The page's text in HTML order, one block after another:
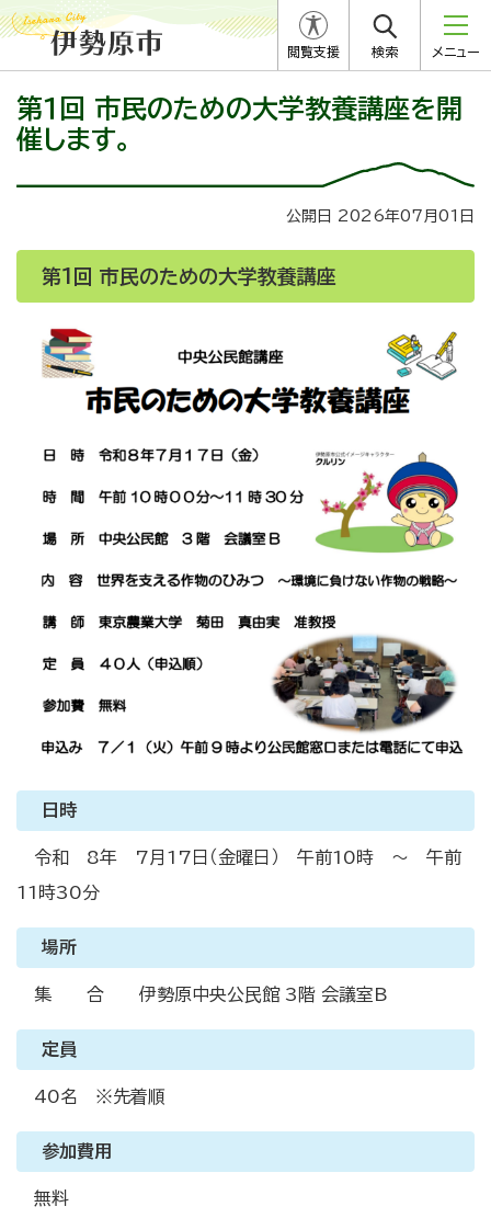
閲覧支援 検索 メニュー
第１回 市民のための大学教養講座を開
催します。
公開日 2026年07月01日
第1回 市民のための大学教養講座
日時
令和 8年 7月17日（金曜日） 午前10時 ～ 午前
11時30分
場所
集 合 伊勢原中央公民館 3階 会議室B
定員
40名 ※先着順
参加費用
無料